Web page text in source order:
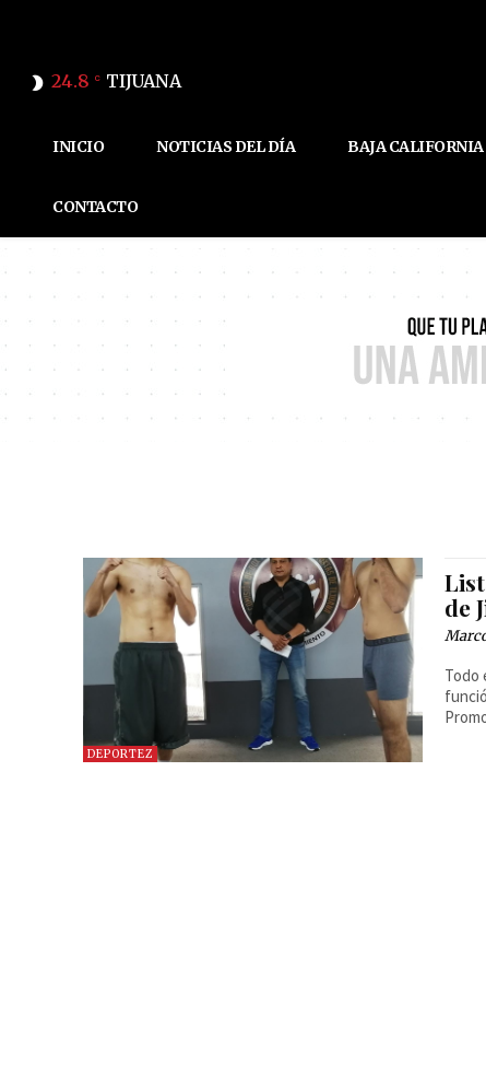
24.8 C TIJUANA
INICIO NOTICIAS DEL DÍA BAJA CALIFORNIA
CONTACTO
DEPORTEZ
de
Todo